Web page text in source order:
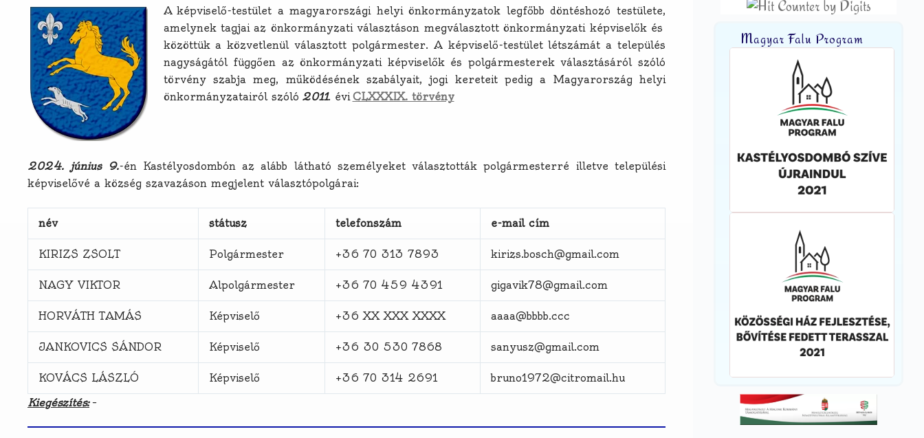
A képviselő-testület a magyarországi helyi önkormányzatok legfőbb döntéshozó testülete,
amelynek tagjai az önkormányzati választáson megválasztott önkormányzati képviselők és
közöttük a közvetlenül választott polgármester. A képviselő-testület létszámát a település
nagyságától függően az önkormányzati képviselők és polgármesterek választásáról szóló
törvény szabja meg, működésének szabályait, jogi kereteit pedig a Magyarország helyi
önkormányzatairól szóló 2011. éviCLXXXIX. törvény
2024. június 9.-én Kastélyosdombón az alább látható személyeket választották polgármesterré illetve települési
képviselővé a község szavazáson megjelent választópolgárai:
név státusz telefonszám e-mail cím
KIRIZS ZSOLT Polgármester +36 70 313 7893 kirizs.bosch@gmail.com
NAGY VIKTOR Alpolgármester +36 70 459 4391 gigavik78@gmail.com
HORVÁTH TAMÁS Képviselő +36 XX XXX XXXX aaaa@bbbb.ccc
JANKOVICS SÁNDOR Képviselő +36 30 530 7868 sanyusz@gmail.com
KOVÁCS LÁSZLÓ Képviselő +36 70 314 2691
bruno1972@citromail.hu
Kiegészítés:–
Magyar Falu Program